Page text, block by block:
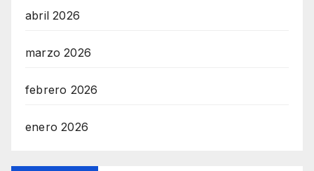
abril 2026
marzo 2026
febrero 2026
enero 2026